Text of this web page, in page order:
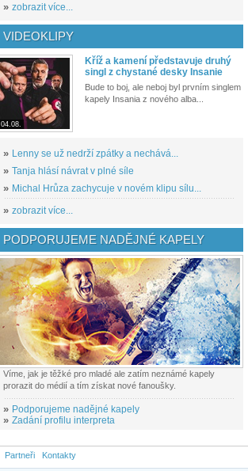
» zobrazit více...
VIDEOKLIPY
04.08.
Kříž a kamení představuje druhý
singl z chystané desky Insanie
Bude to boj, ale neboj byl prvním singlem
kapely Insania z nového alba...
» Lenny se už nedrží zpátky a nechává...
» Tanja hlásí návrat v plné síle
» Michal Hrůza zachycuje v novém klipu sílu...
» zobrazit více...
PODPORUJEME NADĚJNÉ KAPELY
Víme, jak je těžké pro mladé ale zatím neznámé kapely
prorazit do médií a tím získat nové fanoušky.
» Podporujeme nadějné kapely
» Zadání profilu interpreta
Partneři Kontakty